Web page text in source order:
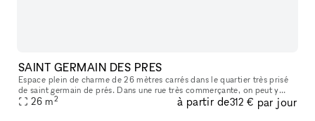
SAINT GERMAIN DES PRES
Espace plein de charme de 26 mètres carrés dans le quartier très prisé
de saint germain de prés. Dans une rue très commerçante, on peut y
apercevoir le carré saint germain, idéal pour y accueillir sa
26 m2 à partir de312 € par jour